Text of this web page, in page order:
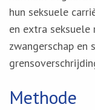
hun seksuele
en extra seksuele
zwangerschap en
Methode